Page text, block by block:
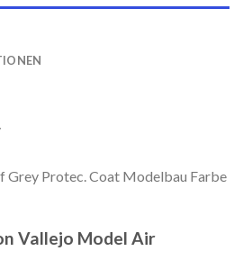
Grey Protec. Coat Modelbau Farbe
Vallejo Model Air